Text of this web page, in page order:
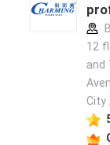
12
and
City